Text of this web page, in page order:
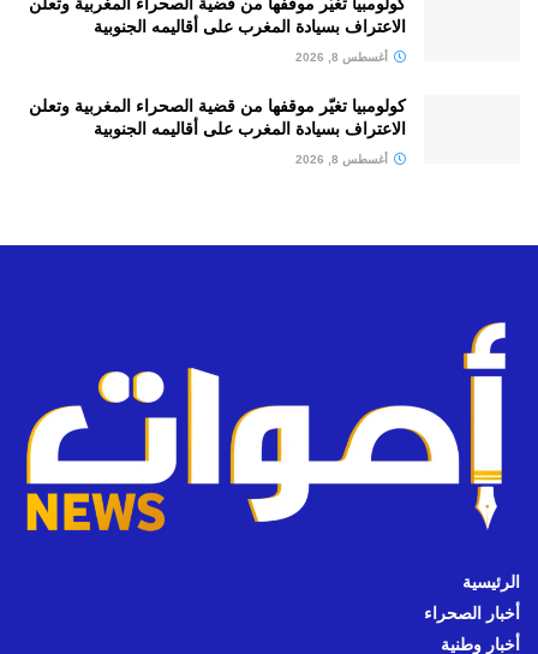
الاعتراف بسيادة المغرب على أقاليمه الجنوبية
أغسطس 8, 2026
كولومبيا تغيّر موقفها من قضية الصحراء المغربية وتعلن
الاعتراف بسيادة المغرب على أقاليمه الجنوبية
أغسطس 8, 2026
الرئيسية
أخبار الصحراء
أخبار وطنية